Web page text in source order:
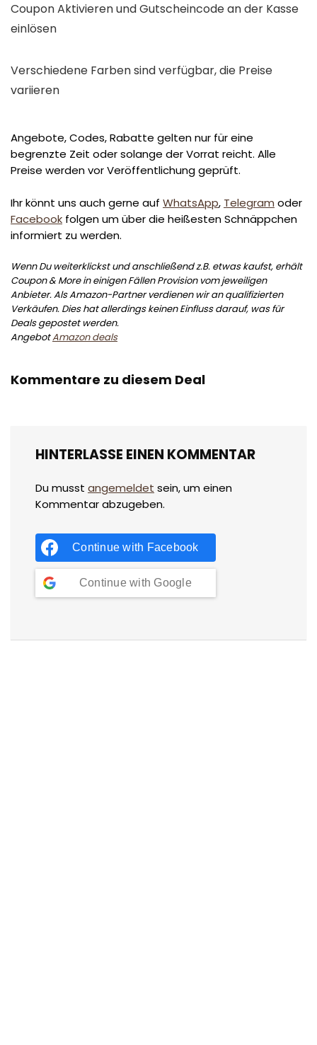
Coupon Aktivieren und Gutscheincode an der Kasse
einlösen
Verschiedene Farben sind verfügbar, die Preise
variieren
Angebote, Codes, Rabatte gelten nur für eine
begrenzte Zeit oder solange der Vorrat reicht. Alle
Preise werden vor Veröffentlichung geprüft.
Ihr könnt uns auch gerne auf WhatsApp, Telegram oder
Facebook folgen um über die heißesten Schnäppchen
informiert zu werden.
Wenn Du weiterklickst und anschließend z.B. etwas kaufst, erhält
Coupon & More in einigen Fällen Provision vom jeweiligen
Anbieter. Als Amazon-Partner verdienen wir an qualifizierten
Verkäufen. Dies hat allerdings keinen Einfluss darauf, was für
Deals gepostet werden.
AngebotAmazon deals
Kommentare zu diesem Deal
HINTERLASSE EINEN KOMMENTAR
Du musst angemeldet sein, um einen
Kommentar abzugeben.
Continue with Facebook
Continue with Google